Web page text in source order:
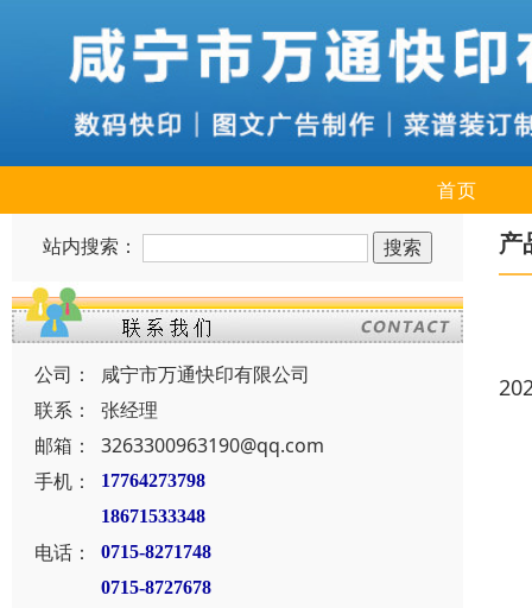
首页
站内搜索：
公司：
咸宁市万通快印有限公司
联系：
张经理
邮箱：
3263300963190@qq.com
手机：
17764273798
18671533348
电话：
0715-8271748
0715-8727678
产